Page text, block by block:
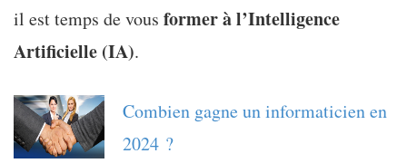
il est temps de vous former à l’Intelligence
Artificielle (IA).
Combien gagne un informaticien en
2024 ?